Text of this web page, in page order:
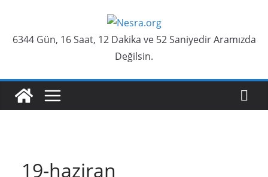
content
6344 Gün, 16 Saat, 12 Dakika ve 52 Saniyedir Aramızda
Değilsin.
19-haziran